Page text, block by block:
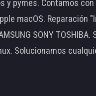
pymes. Contamos
macOS. Reparación
SAMSUNG SONY
Solucionamos